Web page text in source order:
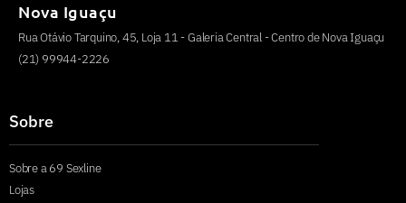
Nova Iguaçu
Rua Otávio Tarquino, 45, Loja 11 - Galeria Central - Centro de Nova Iguaçu
(21) 99944-2226
Sobre
Sobre a 69 Sexline
Lojas